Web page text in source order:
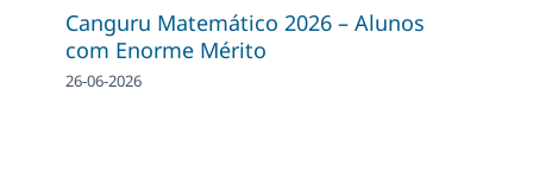
Canguru Matemático 2026 – Alunos
com Enorme Mérito
26-06-2026